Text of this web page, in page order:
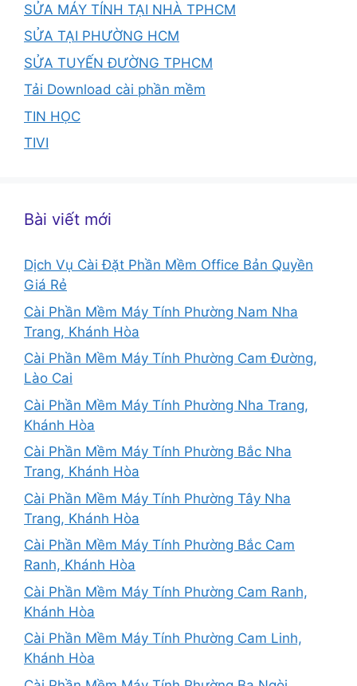
SỬA MÁY TÍNH TẠI NHÀ TPHCM
SỬA TẠI PHƯỜNG HCM
SỬA TUYẾN ĐƯỜNG TPHCM
Tải Download cài phần mềm
TIN HỌC
TIVI
Bài viết mới
Dịch Vụ Cài Đặt Phần Mềm Office Bản Quyền
Giá Rẻ
Cài Phần Mềm Máy Tính Phường Nam Nha
Trang, Khánh Hòa
Cài Phần Mềm Máy Tính Phường Cam Đường,
Lào Cai
Cài Phần Mềm Máy Tính Phường Nha Trang,
Khánh Hòa
Cài Phần Mềm Máy Tính Phường Bắc Nha
Trang, Khánh Hòa
Cài Phần Mềm Máy Tính Phường Tây Nha
Trang, Khánh Hòa
Cài Phần Mềm Máy Tính Phường Bắc Cam
Ranh, Khánh Hòa
Cài Phần Mềm Máy Tính Phường Cam Ranh,
Khánh Hòa
Cài Phần Mềm Máy Tính Phường Cam Linh,
Khánh Hòa